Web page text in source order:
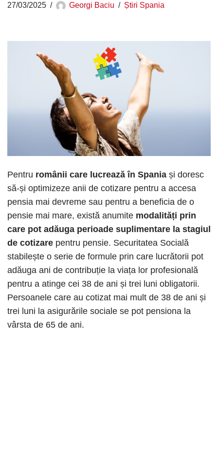
27/03/2025 Georgi Baciu Știri Spania
Pentru românii care lucrează în Spania și doresc
să-și optimizeze anii de cotizare pentru a accesa
pensia mai devreme sau pentru a beneficia de o
pensie mai mare, există anumite modalități prin
care pot adăuga perioade suplimentare la stagiul
de cotizare pentru pensie. Securitatea Socială
stabilește o serie de formule prin care lucrătorii pot
adăuga ani de contribuție la viața lor profesională
pentru a atinge cei 38 de ani și trei luni obligatorii.
Persoanele care au cotizat mai mult de 38 de ani și
trei luni la asigurările sociale se pot pensiona la
vârsta de 65 de ani.